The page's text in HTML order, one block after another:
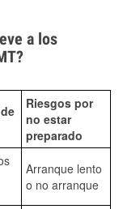
a los
Riesgos por
no estar
preparado
Arranque lento
o no arranque